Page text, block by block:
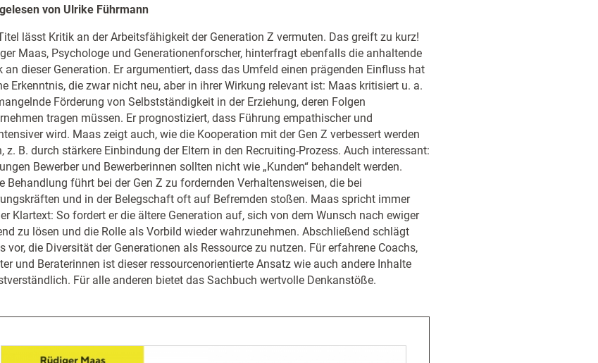
von Ulrike Führmann
lässt Kritik an der Arbeitsfähigkeit der Generation Z vermuten. Das greift zu kurz!
Maas, Psychologe und Generationenforscher, hinterfragt ebenfalls die anhaltende
an dieser Generation. Er argumentiert, dass das Umfeld einen prägenden Einfluss hat
Erkenntnis, die zwar nicht neu, aber in ihrer Wirkung relevant ist: Maas kritisiert u. a.
Förderung von Selbstständigkeit in der Erziehung, deren Folgen
tragen müssen. Er prognostiziert, dass Führung empathischer und
wird. Maas zeigt auch, wie die Kooperation mit der Gen Z verbessert werden
z. B. durch stärkere Einbindung der Eltern in den Recruiting-Prozess. Auch interessant:
Bewerber und Bewerberinnen sollten nicht wie „Kunden“ behandelt werden.
Behandlung führt bei der Gen Z zu fordernden Verhaltensweisen, die bei
und in der Belegschaft oft auf Befremden stoßen. Maas spricht immer
Klartext: So fordert er die ältere Generation auf, sich von dem Wunsch nach ewiger
zu lösen und die Rolle als Vorbild wieder wahrzunehmen. Abschließend schlägt
vor, die Diversität der Generationen als Ressource zu nutzen. Für erfahrene Coachs,
und Beraterinnen ist dieser ressourcenorientierte Ansatz wie auch andere Inhalte
Für alle anderen bietet das Sachbuch wertvolle Denkanstöße.